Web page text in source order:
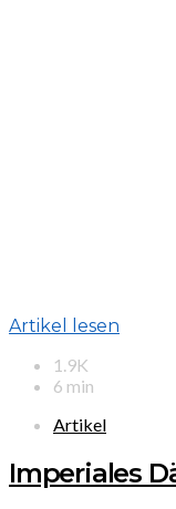
Artikel lesen
1.9K
6 min
Artikel
Imperiales